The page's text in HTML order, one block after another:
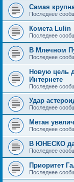
Самая
Последнее
Комета Lulin
Последнее
В Млечном
Последнее
Новую цель
Интернете
Последнее
Удар
Последнее
Метан
Последнее
В ЮНЕСКО
Последнее
Приоритет
Последнее